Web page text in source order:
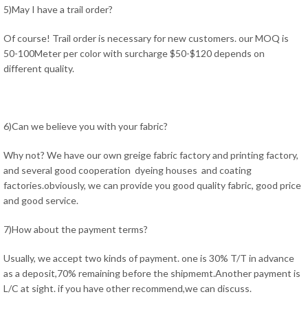
5)May I have a trail order?
Of course! Trail order is necessary for new customers. our MOQ is
50-100Meter per color with surcharge $50-$120 depends on
different quality.
6)Can we believe you with your fabric?
Why not? We have our own greige fabric factory and printing factory,
and several good cooperation dyeing houses and coating
factories.obviously, we can provide you good quality fabric, good price
and good service.
7)How about the payment terms?
Usually, we accept two kinds of payment. one is 30% T/T in advance
as a deposit,70% remaining before the shipmemt.Another payment is
L/C at sight. if you have other recommend,we can discuss.